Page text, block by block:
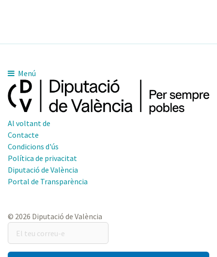
Menú
Al voltant de
Contacte
Condicions d'ús
Política de privacitat
Diputació de València
Portal de Transparència
© 2026 Diputació de València
teu
correu-